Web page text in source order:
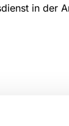
in der